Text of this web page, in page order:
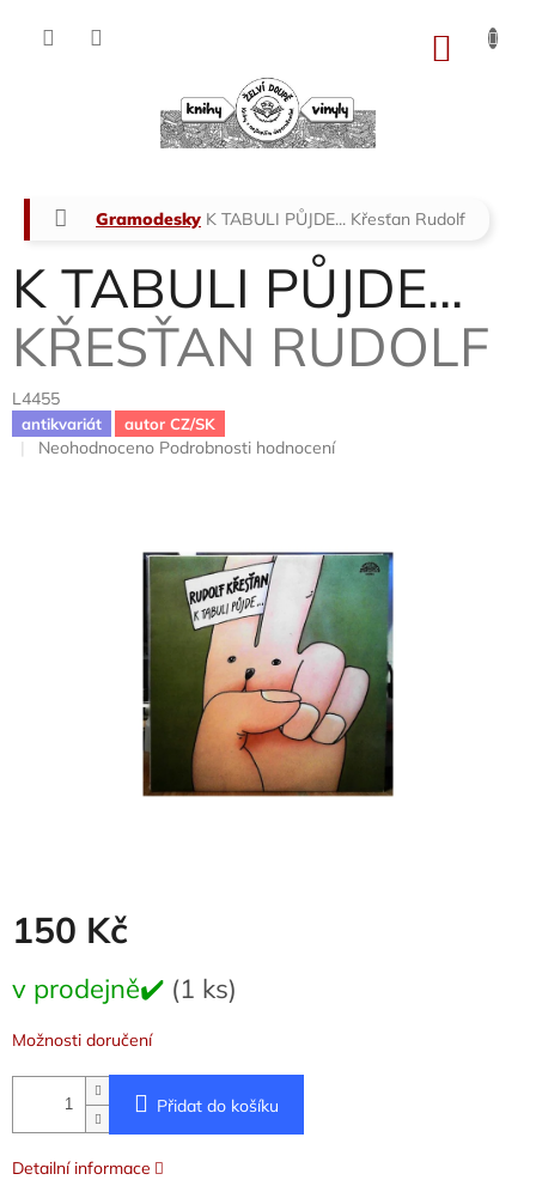
Domů
Gramodesky K TABULI PŮJDE... Křesťan Rudolf
K TABULI PŮJDE...
KŘESŤAN RUDOLF
L4455
antikvariát autor CZ/SK
Průměrné
Neohodnoceno Podrobnosti hodnocení
150 Kč
cena:
v prodejně✔️ (1 ks)
Možnosti doručení
Přidat do košíku
Detailní informace